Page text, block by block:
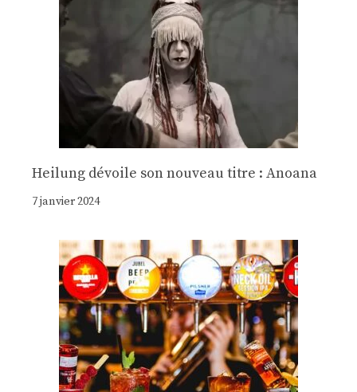
Heilung dévoile son nouveau titre : Anoana
7 janvier 2024